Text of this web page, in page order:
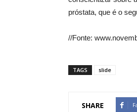
próstata, que é o
//Fonte:
TAGS slide
SHARE